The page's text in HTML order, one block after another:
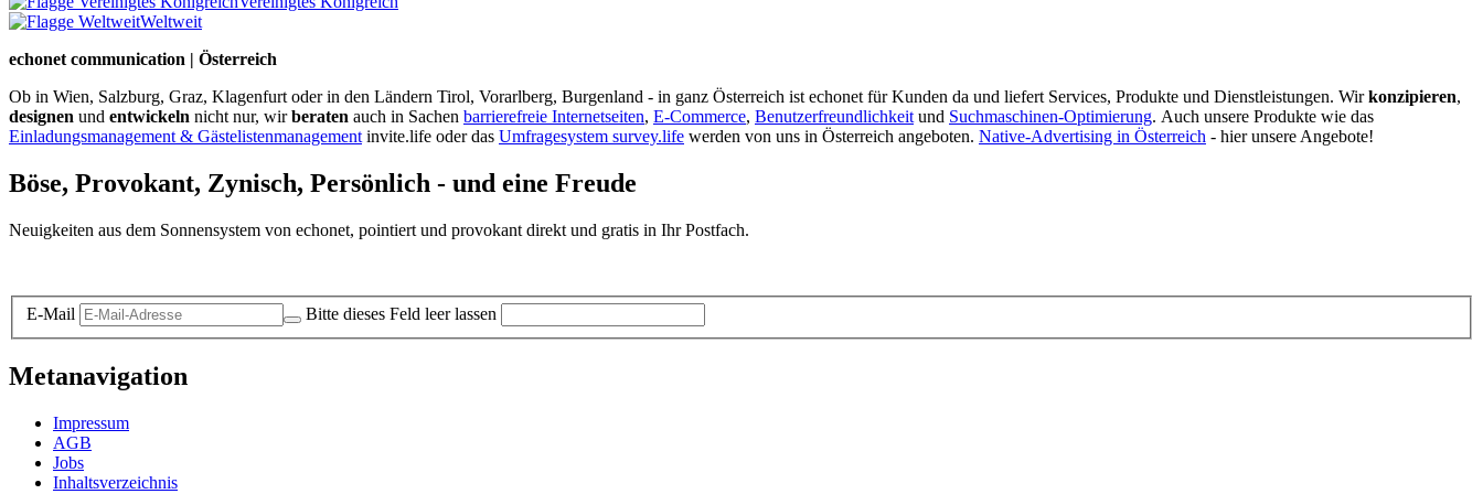
Weltweit
echonet communication | Österreich
Ob in Wien, Salzburg, Graz, Klagenfurt oder in den Ländern Tirol, Vorarlberg, Burgenland - in ganz Österreich ist echonet für Kunden da und liefert Services, Produkte und Dienstleistungen. Wirkonzipieren,
designen und entwickeln nicht nur, wirberaten auch in Sachen barrierefreie Internetseiten, E-Commerce, Benutzerfreundlichkeit und Suchmaschinen-Optimierung. Auch unsere Produkte wie das
Einladungsmanagement & Gästelistenmanagement invite.life oder das Umfragesystem survey.life werden von uns in Österreich angeboten. Native-Advertising in Österreich - hier unsere Angebote!
Böse, Provokant, Zynisch, Persönlich - und eine Freude
Neuigkeiten aus dem Sonnensystem von echonet, pointiert und provokant direkt und gratis in Ihr Postfach.
E-Mail Bitte dieses Feld leer lassen
Metanavigation
Impressum
AGB
Jobs
Inhaltsverzeichnis